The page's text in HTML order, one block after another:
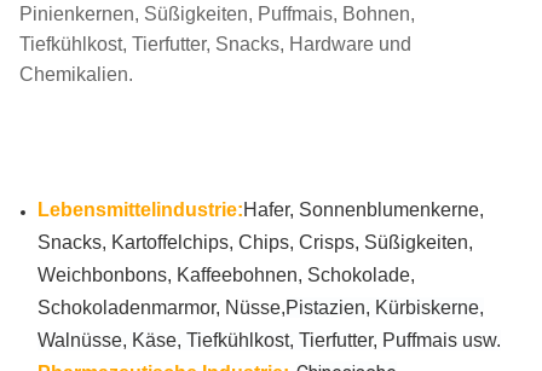
Pinienkernen, Süßigkeiten, Puffmais, Bohnen,
Tiefkühlkost, Tierfutter, Snacks, Hardware und
Chemikalien.
Lebensmittelindustrie:Hafer, Sonnenblumenkerne,
Snacks, Kartoffelchips, Chips, Crisps, Süßigkeiten,
Weichbonbons, Kaffeebohnen, Schokolade,
Schokoladenmarmor, Nüsse,Pistazien, Kürbiskerne,
Walnüsse, Käse, Tiefkühlkost, Tierfutter, Puffmais usw.